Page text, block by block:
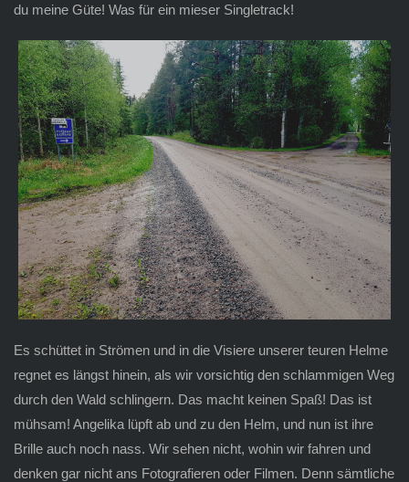
du meine Güte! Was für ein mieser Singletrack!
Es schüttet in Strömen und in die Visiere unserer teuren Helme
regnet es längst hinein, als wir vorsichtig den schlammigen Weg
durch den Wald schlingern. Das macht keinen Spaß! Das ist
mühsam! Angelika lüpft ab und zu den Helm, und nun ist ihre
Brille auch noch nass. Wir sehen nicht, wohin wir fahren und
denken gar nicht ans Fotografieren oder Filmen. Denn sämtliche